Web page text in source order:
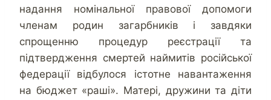
надання номінальної правової допомоги
членам родин загарбників і завдяки
спрощенню процедур реєстрації та
підтвердження смертей наймитів російської
федерації відбулося істотне навантаження
на бюджет «раші». Матері, дружини та діти